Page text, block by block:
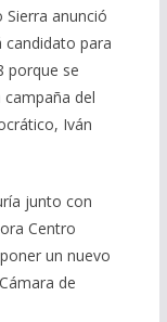
Sierra anunció
candidato para
porque se
del
Iván
junto con
Centro
un nuevo
de